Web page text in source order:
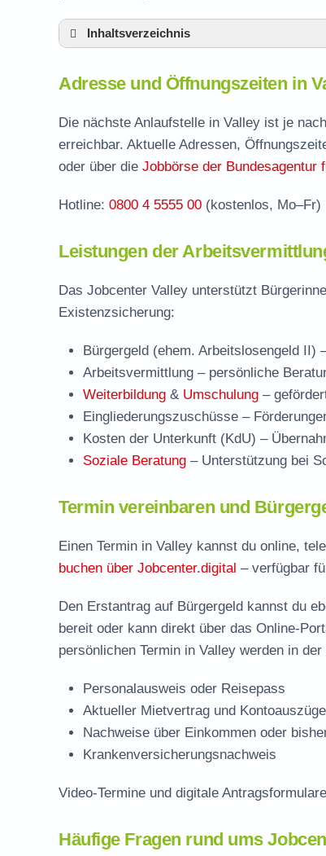
Inhaltsverzeichnis
Leistungen der Arbeitsvermittlung in
Termin vereinbaren und Bürgergeld
Jobcenter Miesbach – zuständige
Stellenangebote und Jobbörse in
Häufige Fragen rund ums Jobcenter
Adresse und Öffnungszeiten in
Die nächste Anlaufstelle in Valley ist je
erreichbar. Aktuelle Adressen,
oder über die Jobbörse der Bundesagentur
Hotline: 0800 4 5555 00 (kostenlos, Mo–Fr)
Leistungen der
Das Jobcenter Valley unterstützt
Existenzsicherung:
Bürgergeld (ehem. Arbeitslosengeld II)
Arbeitsvermittlung – persönliche
Weiterbildung & Umschulung –
Eingliederungszuschüsse –
Kosten der Unterkunft (KdU) –
Soziale Beratung – Unterstützung bei
Termin vereinbaren und
Einen Termin in Valley kannst du online,
buchen über Jobcenter.digital – verfügbar
Den Erstantrag auf Bürgergeld kannst du
bereit oder kann direkt über das Online-
persönlichen Termin in Valley werden in
Personalausweis oder Reisepass
Aktueller Mietvertrag und Kontoauszüge
Nachweise über Einkommen oder
Krankenversicherungsnachweis
Video-Termine und digitale
Häufige Fragen rund ums